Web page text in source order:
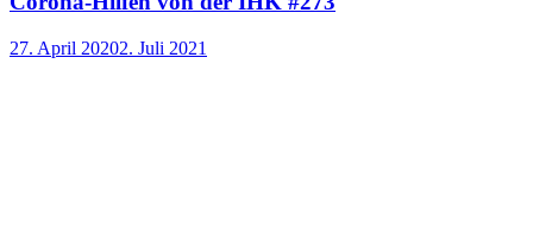
27. April 20202. Juli 2021